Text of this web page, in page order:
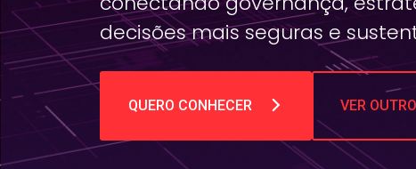
decisões mais seguras e
QUERO CONHECER VER